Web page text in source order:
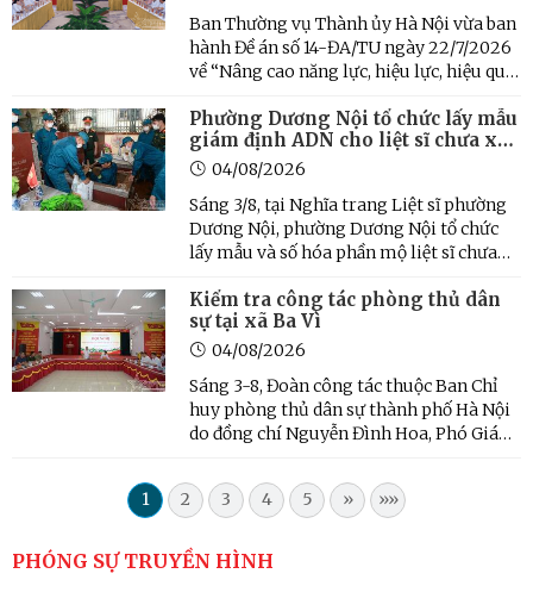
Ban Thường vụ Thành ủy Hà Nội vừa ban
hành Đề án số 14-ĐA/TU ngày 22/7/2026
về “Nâng cao năng lực, hiệu lực, hiệu quả
Hà Nội giai đoạn 2026 - 2031 và những
năm tiếp theo”; đồng thời có Thông báo
kết luận về chủ ...
Phường Dương Nội tổ chức lấy mẫu
giám định ADN cho liệt sĩ chưa xác
định thông tin
04/08/2026
Sáng 3/8, tại Nghĩa trang Liệt sĩ phường
Dương Nội, phường Dương Nội tổ chức
lấy mẫu và số hóa phần mộ liệt sĩ chưa
tác giám định ADN theo kế hoạch của
thành phố Hà Nội.
Kiểm tra công tác phòng thủ dân
sự tại xã Ba Vì
04/08/2026
Sáng 3-8, Đoàn công tác thuộc Ban Chỉ
huy phòng thủ dân sự thành phố Hà Nội
do đồng chí Nguyễn Đình Hoa, Phó Giám
Trưởng đoàn đã tiến hành kiểm tra công
tác phòng thủ dân sự tại xã Ba Vì.
1 2 3 4 5 » »»
PHÓNG SỰ TRUYỀN HÌNH